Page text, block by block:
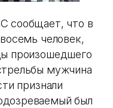
сообщает, что в
человек,
произошедшего
мужчина
признали
был